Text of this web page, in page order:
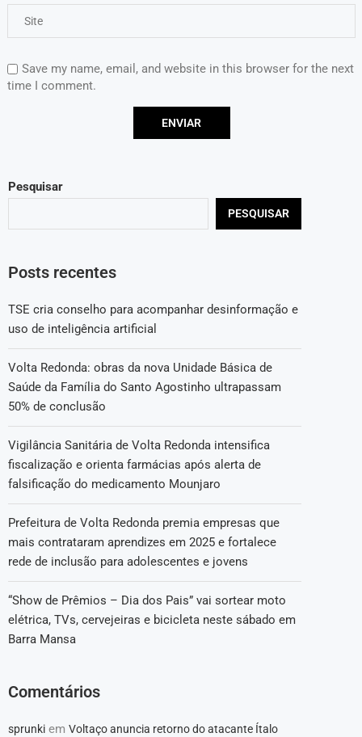
Save my name, email, and website in this browser for the next
time I comment.
Pesquisar
PESQUISAR
Posts recentes
TSE cria conselho para acompanhar desinformação e
uso de inteligência artificial
Volta Redonda: obras da nova Unidade Básica de
Saúde da Família do Santo Agostinho ultrapassam
50% de conclusão
Vigilância Sanitária de Volta Redonda intensifica
fiscalização e orienta farmácias após alerta de
falsificação do medicamento Mounjaro
Prefeitura de Volta Redonda premia empresas que
mais contrataram aprendizes em 2025 e fortalece
rede de inclusão para adolescentes e jovens
“Show de Prêmios – Dia dos Pais” vai sortear moto
elétrica, TVs, cervejeiras e bicicleta neste sábado em
Barra Mansa
Comentários
sprunki em Voltaço anuncia retorno do atacante Ítalo